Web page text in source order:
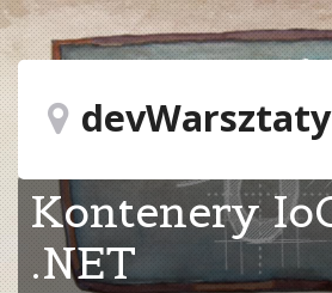
devWarsztaty
Kontenery
.NET